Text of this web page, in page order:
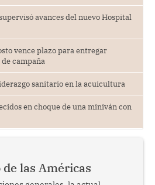
avances del nuevo Hospital
vence plazo para entregar
campaña
sanitario en la acuicultura
en choque de una miniván con
las Américas